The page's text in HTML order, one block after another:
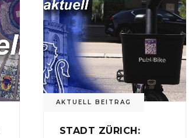
AKTUELL BEITRAG
STADT ZÜRICH: